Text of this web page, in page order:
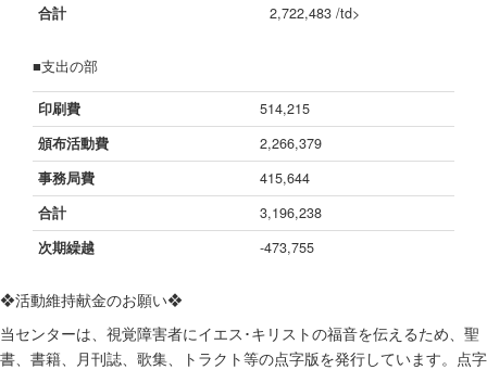
合計 2,722,483 /td>
■支出の部
印刷費
514,215
頒布活動費
2,266,379
事務局費
415,644
合計
3,196,238
次期繰越
-473,755
❖活動維持献金のお願い❖
当センターは、視覚障害者にイエス･キリストの福音を伝えるため、聖
書、書籍、月刊誌、歌集、トラクト等の点字版を発行しています。点字